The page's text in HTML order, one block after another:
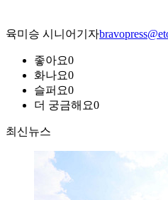
육미승 시니어기자
좋아요0
화나요0
슬퍼요0
더 궁금해요0
최신뉴스